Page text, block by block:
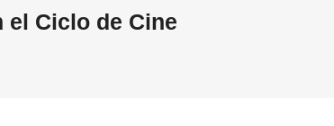
el Ciclo de Cine